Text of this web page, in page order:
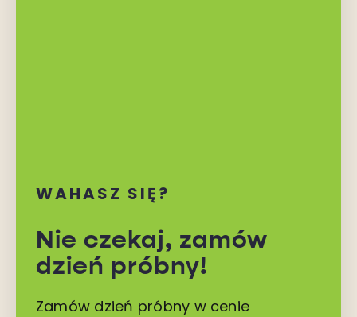
WAHASZ SIĘ?
Nie czekaj, zamów
dzień próbny!
Zamów dzień próbny w cenie